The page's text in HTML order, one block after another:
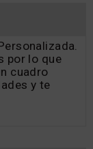
por lo que
cuadro
y te